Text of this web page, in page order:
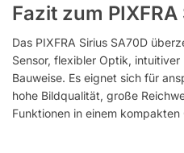
Fazit zum
Das PIXFRA Sirius SA70D
Sensor, flexibler Optik,
Bauweise. Es eignet sich für
hohe Bildqualität, große
Funktionen in einem